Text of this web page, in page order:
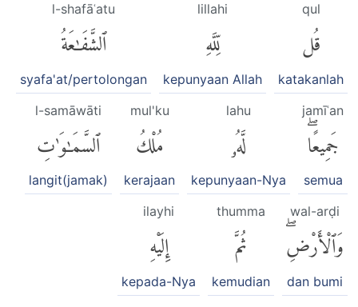
qul
قُل
katakanlah
lillahi
لِّلَّهِ
kepunyaan Allah
l-shafāʿatu
ٱلشَّفَٰعَةُ
syafa'at/pertolongan
jamīʿan
جَمِيعًاۖ
semua
lahu
لَّهُۥ
kepunyaan-Nya
mul'ku
مُلْكُ
kerajaan
l-samāwāti
ٱلسَّمَٰوَٰتِ
langit(jamak)
wal-arḍi
وَٱلْأَرْضِۖ
dan bumi
thumma
ثُمَّ
kemudian
ilayhi
إِلَيْهِ
kepada-Nya